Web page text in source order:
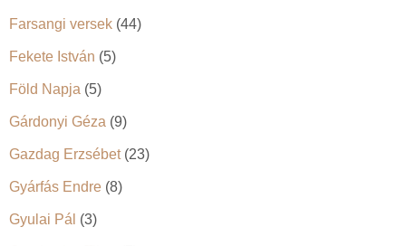
Farsangi versek (44)
Fekete István (5)
Föld Napja (5)
Gárdonyi Géza (9)
Gazdag Erzsébet(23)
Gyárfás Endre (8)
Gyulai Pál (3)